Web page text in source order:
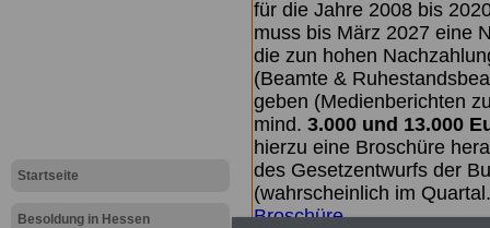
Startseite
Besoldung in Hessen
für die Jahre 2008 bis
muss bis März 2027 eine
die zun hohen
(Beamte &
geben (Medienberichten
mind. 3.000 und 13.000
hierzu eine Broschüre
des Gesetzentwurfs der
(wahrscheinlich im
Broschüre.